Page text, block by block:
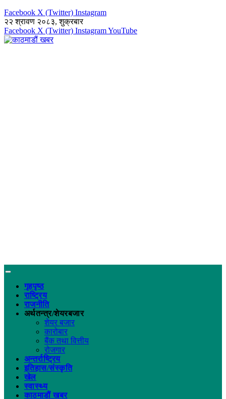
Facebook X (Twitter) Instagram
२२ श्रावण २०८३, शुक्रबार
Facebook X (Twitter) InstagramYouTube
गृहपृष्ठ
राष्ट्रिय
राजनीति
अर्थतन्त्र/शेयरबजार
शेयर बजार
कारोबार
बैंक तथा वित्तीय
रोजगार
अन्तर्राष्ट्रिय
इतिहास/संस्कृति
खेल
स्वास्थ्य
काठमाडौं खबर